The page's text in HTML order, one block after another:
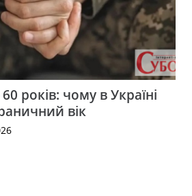
років: чому в Україні
вік